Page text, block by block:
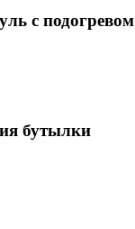
с подогревом
бутылки